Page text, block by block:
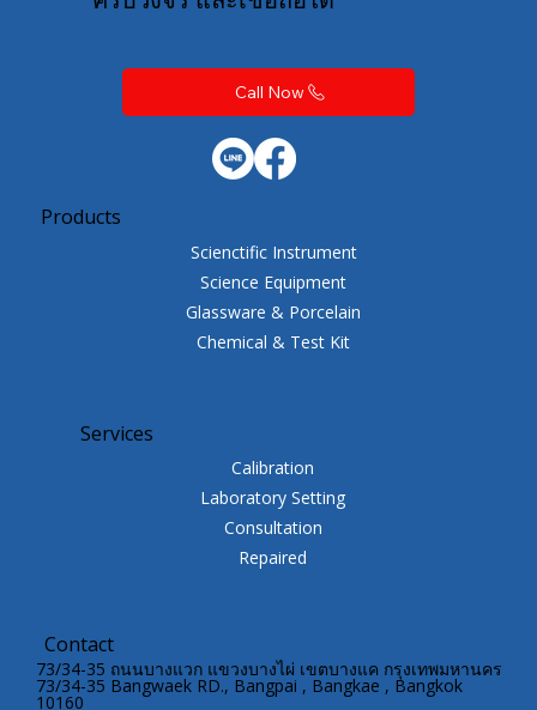
Call Now
Products
Scienctific Instrument
Science Equipment
Glassware & Porcelain
Chemical & Test Kit
Services
Calibration
Laboratory Setting
Consultation
Repaired
Contact
73/34-35 ถนนบางแวก แขวงบางไผ่ เขตบางแค กรุงเทพมหานคร
73/34-35 Bangwaek RD., Bangpai , Bangkae , Bangkok
10160